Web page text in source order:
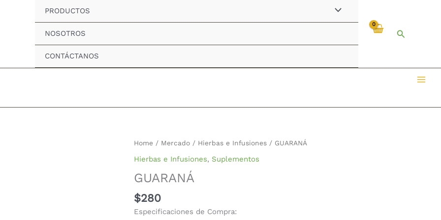
PRODUCTOS
NOSOTROS
CONTÁCTANOS
Buscar
Home / Mercado / Hierbas e Infusiones / GUARANÁ
Hierbas e Infusiones, Suplementos
GUARANÁ
$280
Especificaciones de Compra:
GUARANÁ
quantity